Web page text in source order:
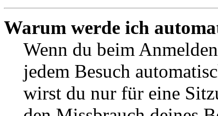
Warum werde ich
Wenn du beim
jedem Besuch
wirst du nur für eine